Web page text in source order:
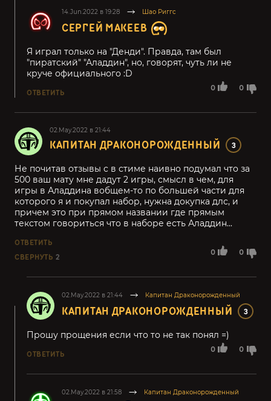
14.Jun.2022 в 19:28 Шао Риггс
СЕРГЕЙ МАКЕЕВ
0 0
Я играл только на "Денди". Правда, там был
"пиратский" "Аладдин", но, говорят, чуть ли не
круче официального :D
ОТВЕТИТЬ
02.May.2022 в 21:44
КАПИТАН ДРАКОНОРОЖДЕННЫЙ 3
0 0
Не почитав отзывы с в стиме наивно подумал что за
500 ваш мату мне дадут 2 игры, смысл в чем, для
игры в Аладдина вобщем-то по большей части для
которого я и покупал набор, нужна докупка длс, и
причем это при прямом названии где прямым
текстом говориться что в наборе есть Аладдин...
ОТВЕТИТЬ
СВЕРНУТЬ 2
02.May.2022 в 21:44 Капитан Драконорожденный
КАПИТАН ДРАКОНОРОЖДЕННЫЙ 3
0 0
Прошу прощения если что то не так понял =)
ОТВЕТИТЬ
02.May.2022 в 21:58 Капитан Драконорожденный